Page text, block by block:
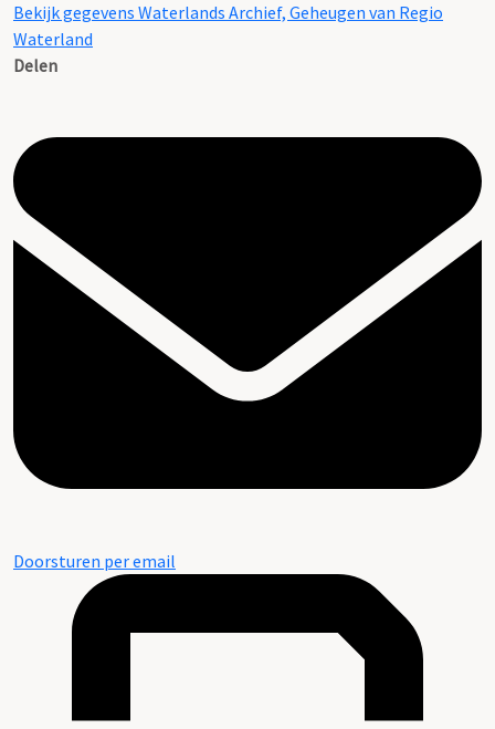
Bekijk gegevens Waterlands Archief, Geheugen van Regio
Waterland
Delen
Doorsturen per email